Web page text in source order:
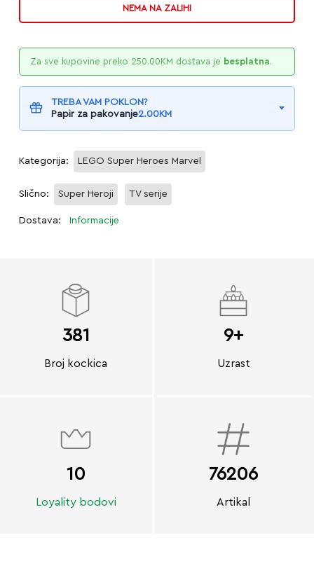
NEMA NA ZALIHI
Za sve kupovine preko 250.00KM dostava je besplatna.
TREBA VAM POKLON?
Papir za pakovanje2.00KM
Kategorija: LEGO Super Heroes Marvel
Slično: Super Heroji TV serije
Dostava: Informacije
381
Broj kockica
9+
Uzrast
10
Loyality bodovi
76206
Artikal